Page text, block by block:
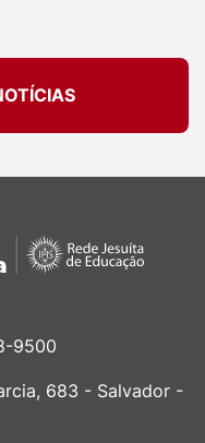
9500
683 - Salvador -